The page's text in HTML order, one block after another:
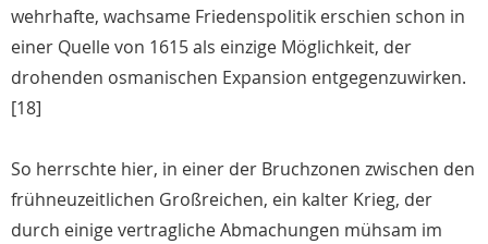
wehrhafte, wachsame Friedenspolitik erschien schon in
einer Quelle von 1615 als einzige Möglichkeit, der
drohenden osmanischen Expansion entgegenzuwirken.
[18]
So herrschte hier, in einer der Bruchzonen zwischen den
frühneuzeitlichen Großreichen, ein kalter Krieg, der
durch einige vertragliche Abmachungen mühsam im